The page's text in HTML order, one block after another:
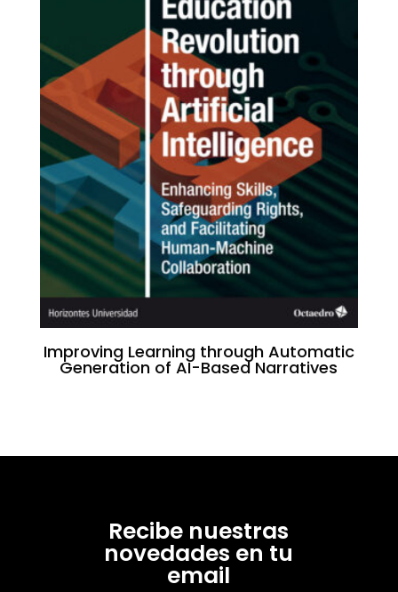
Improving Learning through Automatic
Generation of AI-Based Narratives
Recibe nuestras
novedades en tu
email